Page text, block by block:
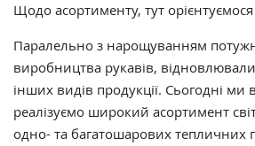
Щодо асортименту, тут
Паралельно з нарощуванням
виробництва рукавів,
інших видів продукції. Сьогодні ми
реалізуємо широкий асортимент
одно- та багатошарових тепличних